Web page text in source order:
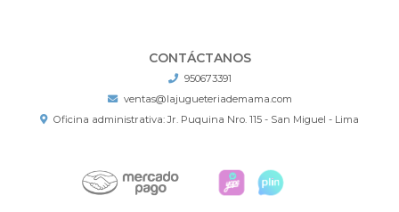
CONTÁCTANOS
950673391
ventas@lajugueteriademama.com
Oficina administrativa: Jr. Puquina Nro. 115 - San Miguel - Lima